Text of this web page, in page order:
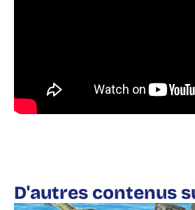
D'autres contenus